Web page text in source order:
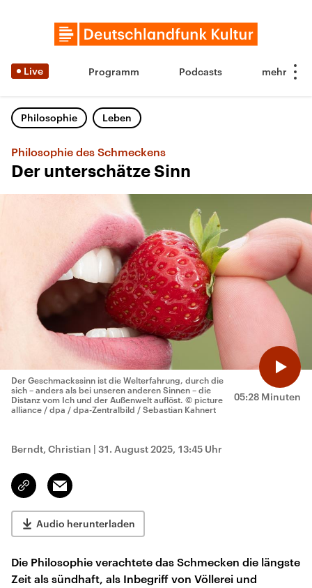
Live Programm Podcasts
Philosophie Leben
Philosophie des Schmeckens
Der unterschätze Sinn
05:28 Minuten
Der Geschmackssinn ist die Welterfahrung, durch die
sich – anders als bei unseren anderen Sinnen – die
Distanz vom Ich und der Außenwelt auflöst. © picture
alliance / dpa / dpa-Zentralbild / Sebastian Kahnert
Berndt, Christian | 31. August 2025, 13:45 Uhr
Link
kopieren/teilen
Email
Audio herunterladen
Die Philosophie verachtete das Schmecken die längste
Zeit als sündhaft, als Inbegriff von Völlerei und